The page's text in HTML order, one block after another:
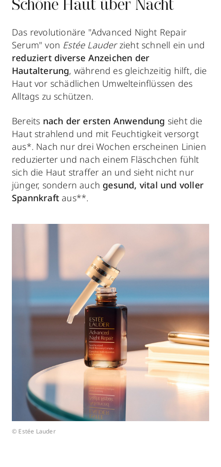
Schöne Haut über Nacht
Das revolutionäre "Advanced Night Repair
Serum" von Estée Lauderzieht schnell ein und
reduziert diverse Anzeichen der
Hautalterung, während es gleichzeitig hilft, die
Haut vor schädlichen Umwelteinflüssen des
Alltags zu schützen.
Bereits nach der ersten Anwendung sieht die
Haut strahlend und mit Feuchtigkeit versorgt
aus*. Nach nur drei Wochen erscheinen Linien
reduzierter und nach einem Fläschchen fühlt
sich die Haut straffer an und sieht nicht nur
jünger, sondern auch gesund, vital und voller
Spannkraft aus**.
© Estée Lauder